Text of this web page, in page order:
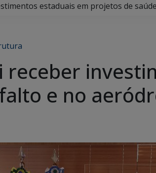
estaduais em projetos de
receber
e no